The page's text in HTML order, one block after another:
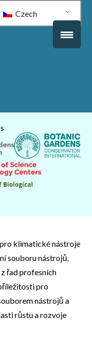
Czech
klimatické nástroje
souboru nástrojů,
řad profesních
pro
nástrojů a
růstu a rozvoje